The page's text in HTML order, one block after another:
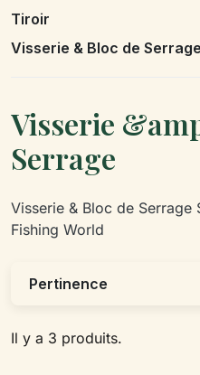
Tiroir
Visserie & Bloc de Serrage
Visserie
Serrage
Visserie & Bloc de Serrage
Fishing World
Il y a 3 produits.
Pertinence